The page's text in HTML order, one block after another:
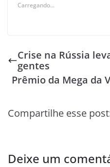
Carregando...
Crise na Rússia
gentes
Prêmio da Mega da
Compartilhe esse
Deixe um